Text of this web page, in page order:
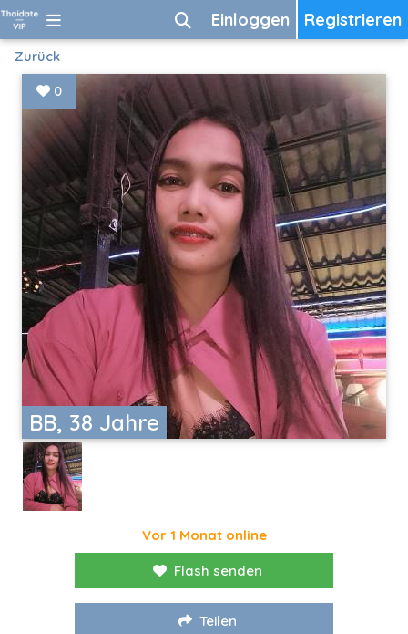
Registrieren
Einloggen
Zurück
BB, 38 Jahre
0
Vor 1 Monat online
Flash senden
Teilen